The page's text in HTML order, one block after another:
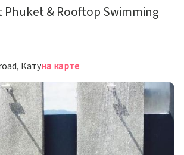
Phuket & Rooftop Swimming
Катуна карте